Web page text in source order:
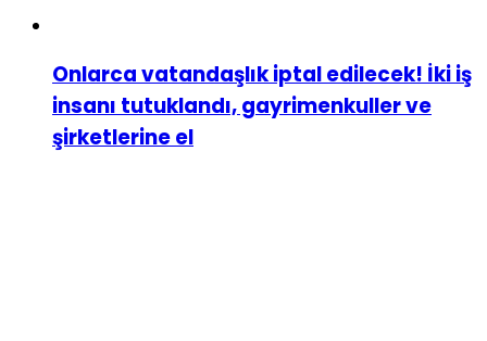
Onlarca vatandaşlık iptal edilecek! İki iş
insanı tutuklandı, gayrimenkuller ve
şirketlerine el